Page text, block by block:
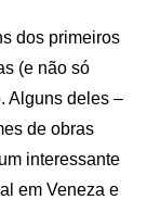
dos primeiros
(e não só
Alguns deles –
de obras
interessante
em Veneza e